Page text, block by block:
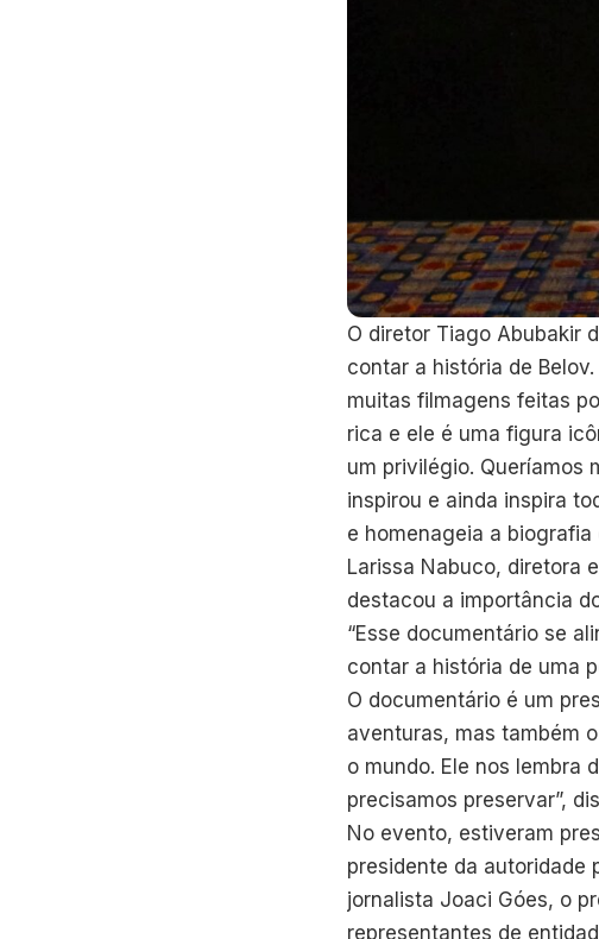
O diretor Tiago Abubakir
contar a história de
muitas filmagens feitas
rica e ele é uma figura
um privilégio. Queríamos
inspirou e ainda inspira
e homenageia a biografia
Larissa Nabuco, diretora
destacou a importância
“Esse documentário se
contar a história de uma
O documentário é um
aventuras, mas também
o mundo. Ele nos lembra
precisamos preservar”,
No evento, estiveram
presidente da autoridade
jornalista Joaci Góes, o
representantes de